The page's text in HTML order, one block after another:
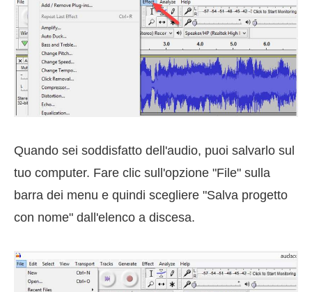
Quando sei soddisfatto dell'audio, puoi salvarlo sul
tuo computer. Fare clic sull'opzione "File" sulla
barra dei menu e quindi scegliere "Salva progetto
con nome" dall'elenco a discesa.